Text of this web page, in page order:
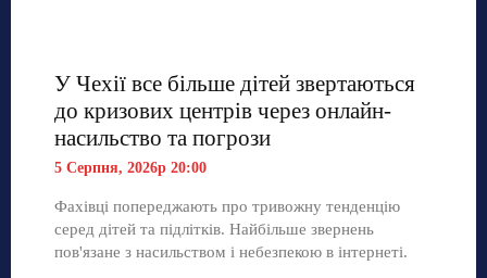
У Чехії все більше дітей звертаються
до кризових центрів через онлайн-
насильство та погрози
5 Серпня, 2026р 20:00
Фахівці попереджають про тривожну тенденцію
серед дітей та підлітків. Найбільше звернень
пов'язане з насильством і небезпекою в інтернеті.